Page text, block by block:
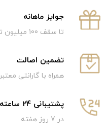
جوایز ماهانه
تا سقف 100 میلیون تومان
تضمین اصالت
همراه با گارانتی معتبر
پشتیبانی 24 ساعته
در 7 روز هفته